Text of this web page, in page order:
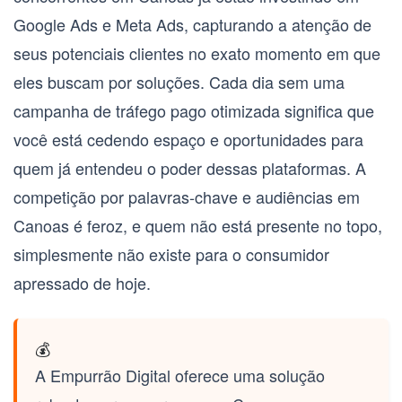
Google Ads e Meta Ads, capturando a atenção de
seus potenciais clientes no exato momento em que
eles buscam por soluções. Cada dia sem uma
campanha de tráfego pago otimizada significa que
você está cedendo espaço e oportunidades para
quem já entendeu o poder dessas plataformas. A
competição por palavras-chave e audiências em
Canoas é feroz, e quem não está presente no topo,
simplesmente não existe para o consumidor
apressado de hoje.
💰
A Empurrão Digital oferece uma solução